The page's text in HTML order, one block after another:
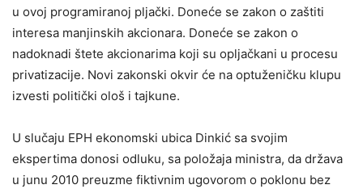
u ovoj programiranoj pljački. Doneće se zakon o zaštiti
interesa manjinskih akcionara. Doneće se zakon o
nadoknadi štete akcionarima koji su opljačkani u procesu
privatizacije. Novi zakonski okvir će na optuženičku klupu
izvesti politički ološ i tajkune.
U slučaju EPH ekonomski ubica Dinkić sa svojim
ekspertima donosi odluku, sa položaja ministra, da država
u junu 2010 preuzme fiktivnim ugovorom o poklonu bez